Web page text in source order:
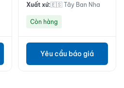
Xuất xứ:🇪🇸 Tây Ban Nha
Còn hàng
Yêu cầu báo giá